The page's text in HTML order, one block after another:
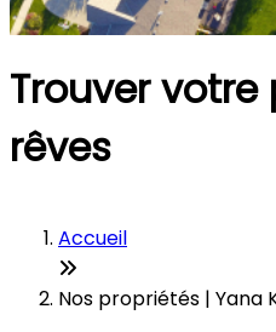
Trouver
rêves
Accueil
Nos propriétés | Yana